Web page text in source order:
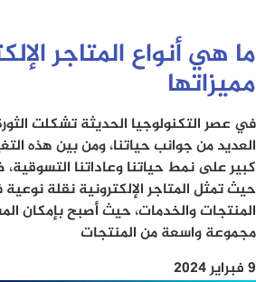
ما هي أنواع المتاجر
مميزاتها
في عصر التكنولوجيا الحديثة تشكلت
العديد من جوانب حياتنا، ومن بين هذه
كبير على نمط حياتنا وعاداتنا التسوقية،
حيث تمثل المتاجر الإلكترونية نقلة
المنتجات والخدمات، حيث أصبح بإمكان
مجموعة واسعة من المنتجات
9 فبراير 2024